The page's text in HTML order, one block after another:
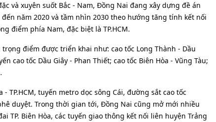
và xuyên suốt Bắc - Nam, Đồng Nai đang xây dựng đề án
năm 2020 và tầm nhìn 2030 theo hướng tăng tính kết nối
điểm phía Nam, đặc biệt là TP.HCM.
điểm được triển khai như: cao tốc Long Thành - Dầu
cao tốc Dầu Giây - Phan Thiết; cao tốc Biên Hòa - Vũng Tàu;
TP.HCM, tuyến metro dọc sông Cái, đường sắt cao tốc
duyệt. Trong thời gian tới, Đồng Nai cũng mở mới nhiều
TP. Biên Hòa, các tuyến giao thông kết nối liên huyện Trảng